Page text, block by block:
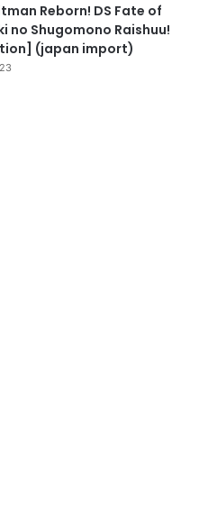
Reborn! DS Fate of
no Shugomono Raishuu!
(japan import)